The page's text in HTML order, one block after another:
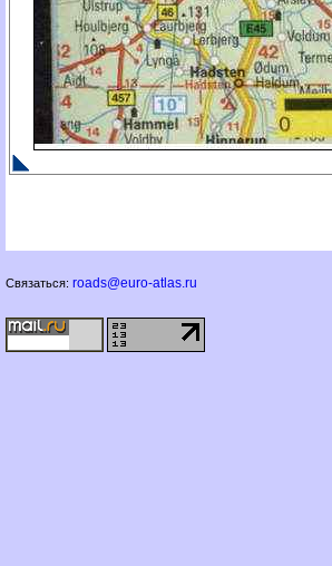
Связаться: roads@euro-atlas.ru